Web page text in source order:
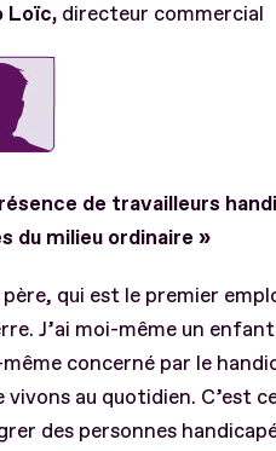
Loïc, directeur commercial
de travailleurs
du milieu ordinaire »
qui est le premier
J’ai moi-même un
concerné par le
vivons au quotidien. C’est
des personnes